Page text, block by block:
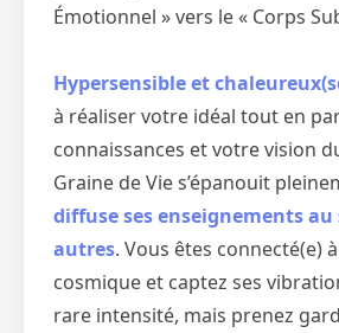
Émotionnel » vers le « Corps
Hypersensible et
à réaliser votre idéal tout en
connaissances et votre vision
Graine de Vie s’épanouit
diffuse ses enseignements au
autres. Vous êtes connecté(e)
cosmique et captez ses
rare intensité, mais prenez